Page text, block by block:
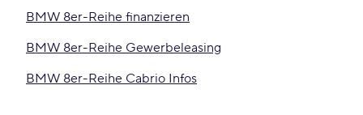
BMW 8er-Reihe finanzieren
BMW 8er-Reihe Gewerbeleasing
BMW 8er-Reihe Cabrio Infos